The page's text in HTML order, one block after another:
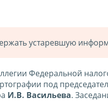
устаревшую
Федеральной
под
И.В. Васильева.